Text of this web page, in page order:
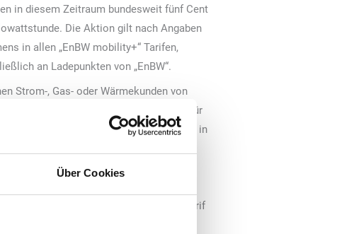
Über Cookies
in diesem Zeitraum bundesweit fünf Cent
Die Aktion gilt nach Angaben
in allen „EnBW mobility+“ Tarifen,
an Ladepunkten von „EnBW“.
Strom-, Gas- oder Wärmekunden von
des Aktionszeitraums beispielsweise für
laden. Regulär liegt der Preis in
Grundgebühr beträgt der Preis während
Laut Unternehmen entspricht dies im Tarif